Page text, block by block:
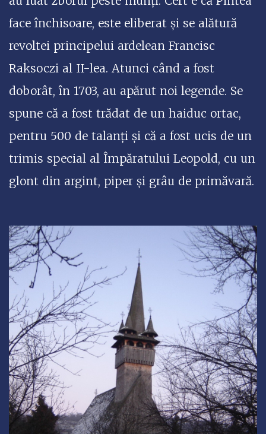
face închisoare, este eliberat și se alătură
revoltei principelui ardelean Francisc
Raksoczi al II-lea. Atunci când a fost
doborât, în 1703, au apărut noi legende. Se
spune că a fost trădat de un haiduc ortac,
pentru 500 de talanți și că a fost ucis de un
trimis special al Împăratului Leopold, cu un
glont din argint, piper și grâu de primăvară.